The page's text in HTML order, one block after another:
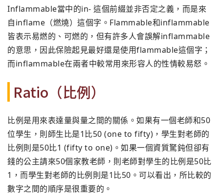
Inflammable當中的in- 這個前綴並非否定之義，而是來
自inflame（燃燒）這個字。Flammable和inflammable
皆表示易燃的、可燃的，但有許多人會誤解inflammable
的意思，因此保險起見最好還是使用flammable這個字；
而inflammable在兩者中較常用來形容人的性情較易怒。
Ratio（比例）
比例是用來表達量與量之間的關係。如果有一個老師和50
位學生，則師生比是1比50 (one to fifty)，學生對老師的
比例則是50比1 (fifty to one)。如果一個資質駑鈍但卻有
錢的公主請來50個家教老師，則老師對學生的比例是50比
1，而學生對老師的比例則是1比50。可以看出，所比較的
數字之間的順序是很重要的。